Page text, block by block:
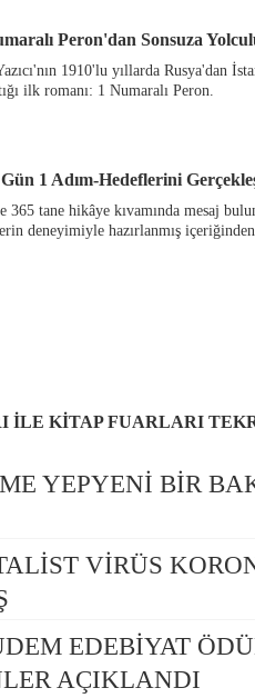
Peron'dan Sonsuza
1910'lu yıllarda Rusya'dan
ilk romanı: 1 Numaralı Peron.
1 Adım-Hedeflerini
365 tane hikâye kıvamında mesaj
deneyimiyle hazırlanmış
İLE KİTAP FUARLARI
2022 tarihleri arasında Tüyap
açmak için gün sayıyor.
YEPYENİ BİR
VİRÜS
EDEBİYAT
AÇIKLANDI